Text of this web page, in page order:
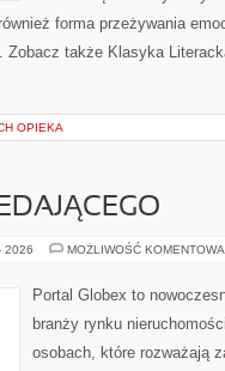
forma przeżywania
Zobacz także Klasyka
OPIEKA
2026 MOŻLIWOŚĆ
Portal Globex to
branży rynku
osobach, które rozważają